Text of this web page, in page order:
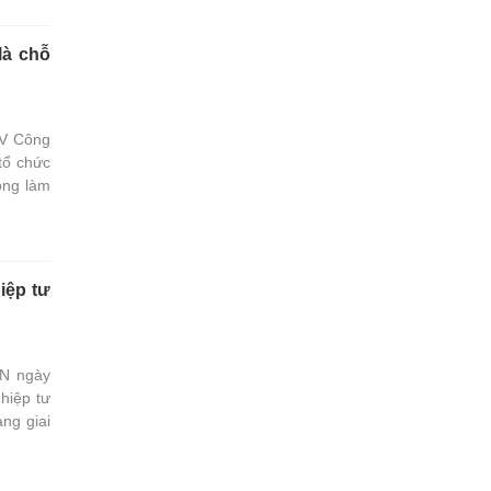
chỗ
Công
chức
làm
tư
ngày
tư
giai